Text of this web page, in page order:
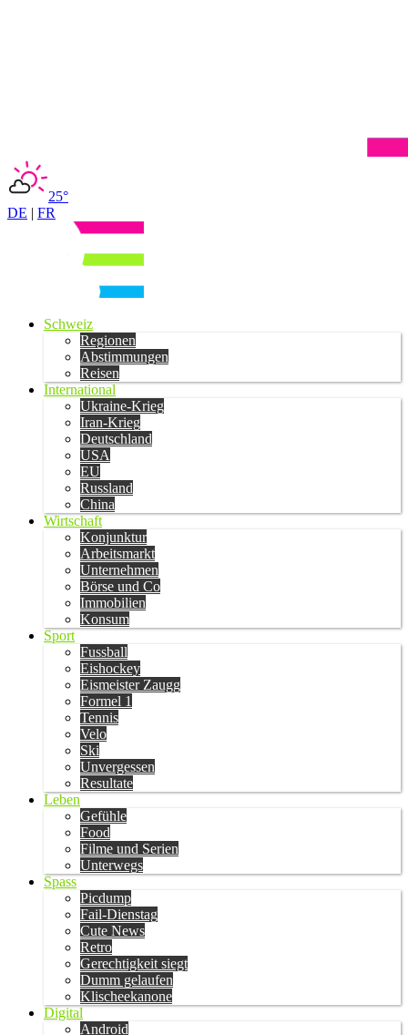
25°
DE | FR
Schweiz
Regionen
Abstimmungen
Reisen
International
Ukraine-Krieg
Iran-Krieg
Deutschland
USA
EU
Russland
China
Wirtschaft
Konjunktur
Arbeitsmarkt
Unternehmen
Börse und Co
Immobilien
Konsum
Sport
Fussball
Eishockey
Eismeister Zaugg
Formel 1
Tennis
Velo
Ski
Unvergessen
Resultate
Leben
Gefühle
Food
Filme und Serien
Unterwegs
Spass
Picdump
Fail-Dienstag
Cute News
Retro
Gerechtigkeit siegt
Dumm gelaufen
Klischeekanone
Digital
Android